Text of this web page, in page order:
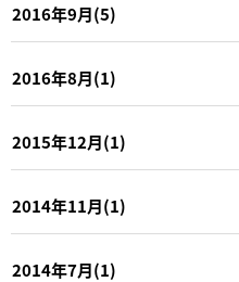
2016年9月(5)
2016年8月(1)
2015年12月(1)
2014年11月(1)
2014年7月(1)